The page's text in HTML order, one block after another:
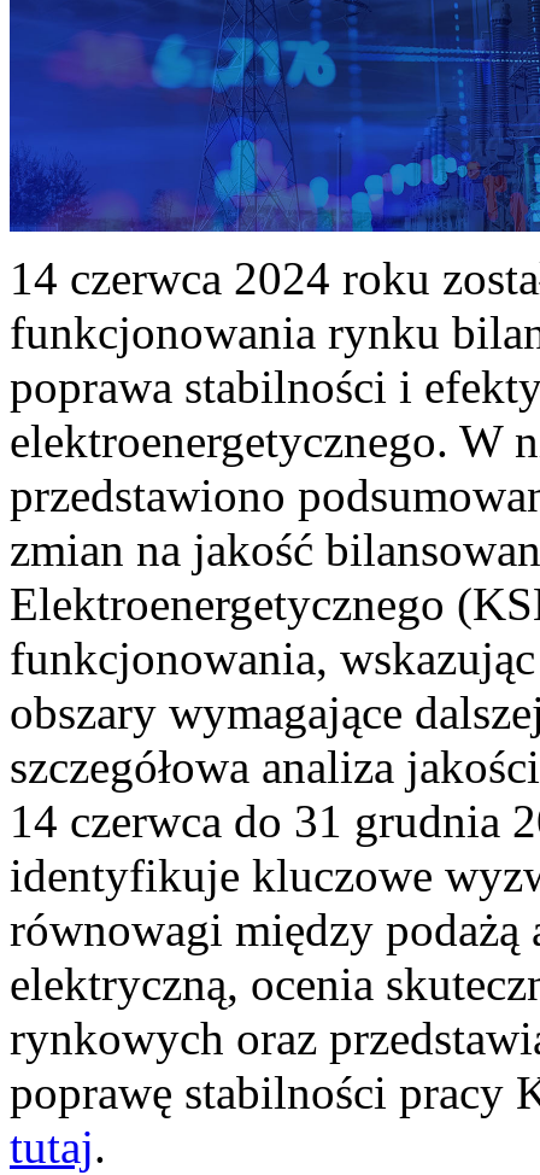
14 czerwca 2024 roku
funkcjonowania rynku
poprawa stabilności i
elektroenergetycznego. W
przedstawiono
zmian na jakość
Elektroenergetycznego
funkcjonowania,
obszary wymagające
szczegółowa analiza
14 czerwca do 31 grudnia
identyfikuje kluczowe
równowagi między podażą
elektryczną, ocenia
rynkowych oraz
poprawę stabilności pracy
tutaj.